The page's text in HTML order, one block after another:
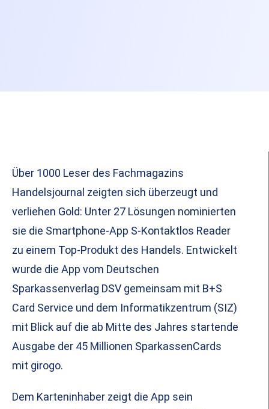
Über 1000 Leser des Fachmagazins
Handelsjournal zeigten sich überzeugt und
verliehen Gold: Unter 27 Lösungen nominierten
sie die Smartphone-App S-Kontaktlos Reader
zu einem Top-Produkt des Handels. Entwickelt
wurde die App vom Deutschen
Sparkassenverlag DSV gemeinsam mit B+S
Card Service und dem Informatikzentrum (SIZ)
mit Blick auf die ab Mitte des Jahres startende
Ausgabe der 45 Millionen SparkassenCards
mit girogo.
Dem Karteninhaber zeigt die App sein